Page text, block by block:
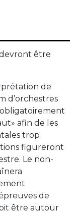
être
de
d’orchestres
afin de les
trop
figureront
Le non-
de
être autour